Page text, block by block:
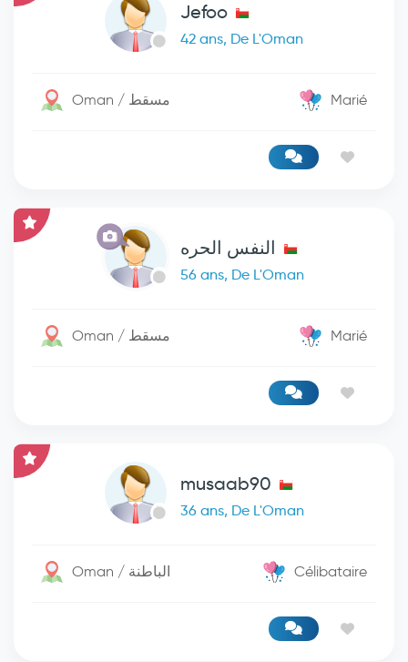
Jefoo
42 ans, De L'Oman
Oman / مسقط Marié
النفس الحره
56 ans, De L'Oman
Oman / مسقط Marié
musaab90
36 ans, De L'Oman
Oman / الباطنة Célibataire